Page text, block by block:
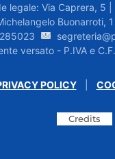
legale: Via Caprera, 5
Buonarroti,
versato - P.IVA e
POLICY|
Credits